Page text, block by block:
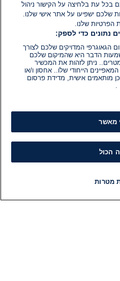
עת בלחיצה על הקישור ניהול
ישפיעו על אתר אישי שלנו.
הפרטיות שלנו.
נתונים כדי לספק:
הגאוגרפי המדויקים שלכם לצורך
הדבר היא שהמיקום שלכם
ניתן לזהות את המכשיר
הייחודי שלו.. אחסון ו/או
מותאמים אישית, מדידת פרסום
.
מאשר
הכול
מטרות